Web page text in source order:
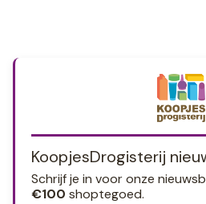
KoopjesDrogisterij
Schrijf je in voor onze
€100 shoptegoed.